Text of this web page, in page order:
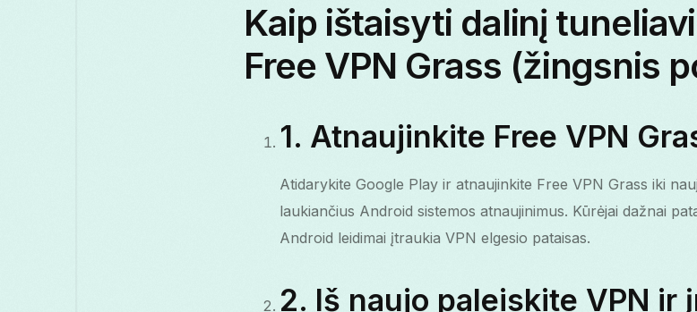
Kaip ištaisyti dalinį
Free VPN Grass (žingsnis
1. Atnaujinkite Free VPN
Atidarykite Google Play ir atnaujinkite Free VPN Grass iki
laukiančius Android sistemos atnaujinimus. Kūrėjai dažnai
Android leidimai įtraukia VPN elgesio pataisas.
2. Iš naujo paleiskite VPN ir